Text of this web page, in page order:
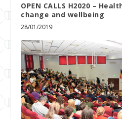
OPEN CALLS H2020 –
change and wellbeing
28/01/2019